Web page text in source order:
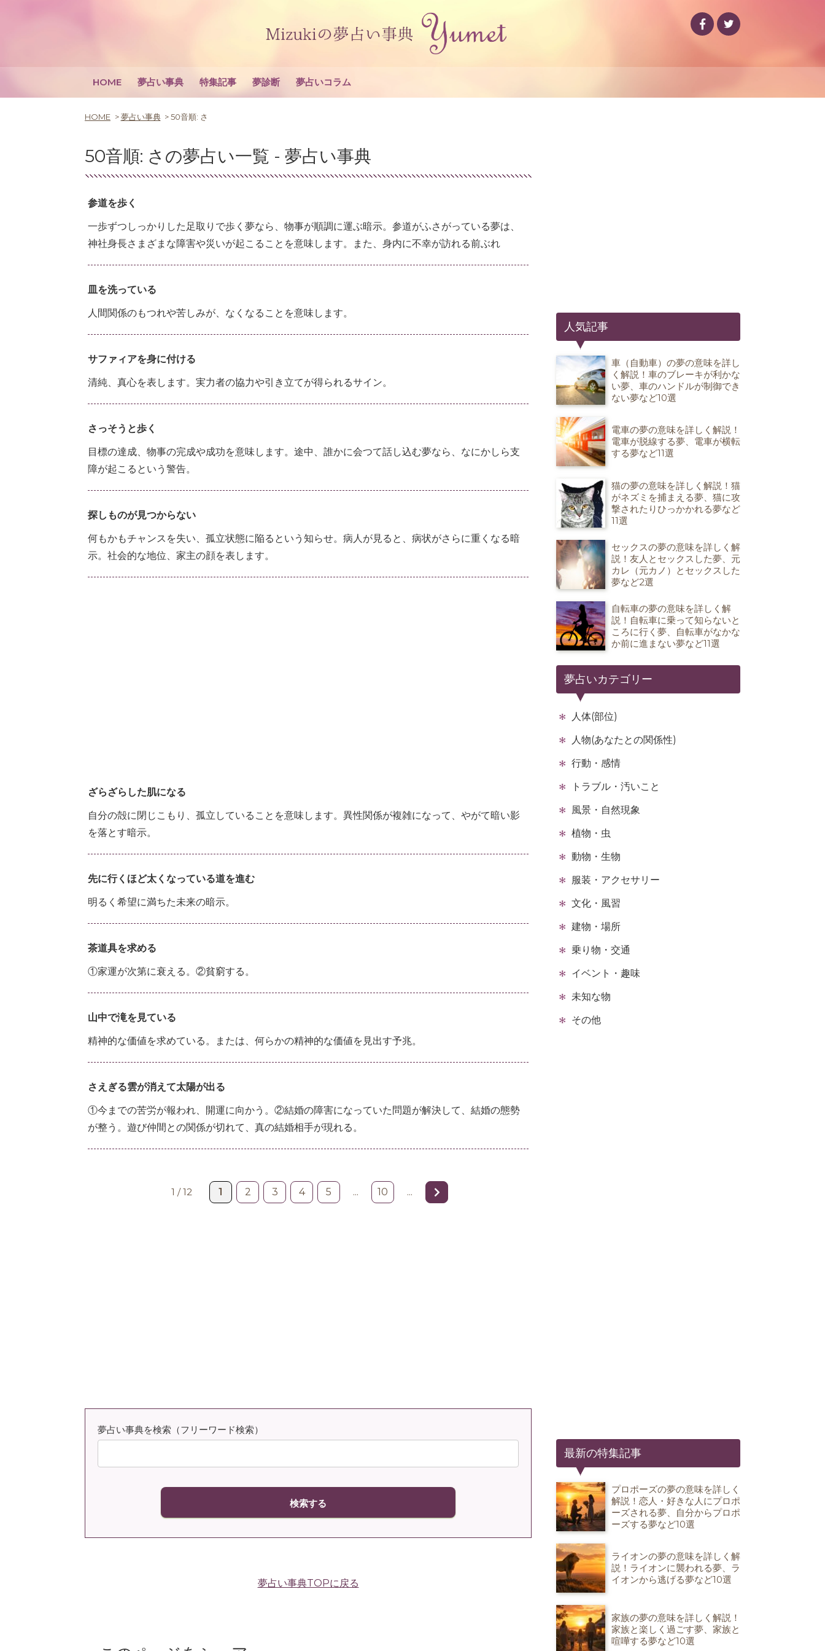
HOME 夢占い事典 特集記事 夢診断 夢占いコラム
HOME 夢占い事典 50音順: さ
50音順: さ の夢占い一覧 - 夢占い事典
参道を歩く
一歩ずつしっかりした足取りで歩く夢なら、物事が順調に運ぶ暗示。参道がふさがっている夢は、
神社身長さまざまな障害や災いが起こることを意味します。また、身内に不幸が訪れる前ぶれ
皿を洗っている
人間関係のもつれや苦しみが、なくなることを意味します。
サファィアを身に付ける
清純、真心を表します。実力者の協力や引き立てが得られるサイン。
さっそうと歩く
目標の達成、物事の完成や成功を意味します。途中、誰かに会つて話し込む夢なら、なにかしら支
障が起こるという警告。
探しものが見つからない
何もかもチャンスを失い、孤立状態に陥るという知らせ。病人が見ると、病状がさらに重くなる暗
示。社会的な地位、家主の顔を表します。
ざらざらした肌になる
自分の殻に閉じこもり、孤立していることを意味します。異性関係が複雑になって、やがて暗い影
を落とす暗示。
先に行くほど太くなっている道を進む
明るく希望に満ちた未来の暗示。
茶道具を求める
①家運が次第に衰える。②貧窮する。
山中で滝を見ている
精神的な価値を求めている。または、何らかの精神的な価値を見出す予兆。
さえぎる雲が消えて太陽が出る
①今までの苦労が報われ、開運に向かう。②結婚の障害になっていた問題が解決して、結婚の態勢
が整う。遊び仲間との関係が切れて、真の結婚相手が現れる。
1 / 12 1 2 3 4 5 ... 10 ...
夢占い事典を検索（フリーワード検索）
夢占い事典TOPに戻る
人気記事
車（自動車）の夢の意味を詳し
く解説！車のブレーキが利かな
い夢、車のハンドルが制御でき
ない夢など10選
電車の夢の意味を詳しく解説！
電車が脱線する夢、電車が横転
する夢など11選
猫の夢の意味を詳しく解説！猫
がネズミを捕まえる夢、猫に攻
撃されたりひっかかれる夢など
11選
セックスの夢の意味を詳しく解
説！友人とセックスした夢、元
カレ（元カノ）とセックスした
夢など2選
自転車の夢の意味を詳しく解
説！自転車に乗って知らないと
ころに行く夢、自転車がなかな
か前に進まない夢など11選
夢占いカテゴリー
人体(部位)
人物(あなたとの関係性)
行動・感情
トラブル・汚いこと
風景・自然現象
植物・虫
動物・生物
服装・アクセサリー
文化・風習
建物・場所
乗り物・交通
イベント・趣味
未知な物
その他
最新の特集記事
プロポーズの夢の意味を詳しく
解説！恋人・好きな人にプロポ
ーズされる夢、自分からプロポ
ーズする夢など10選
ライオンの夢の意味を詳しく解
説！ライオンに襲われる夢、ラ
イオンから逃げる夢など10選
家族の夢の意味を詳しく解説！
家族と楽しく過ごす夢、家族と
喧嘩する夢など10選